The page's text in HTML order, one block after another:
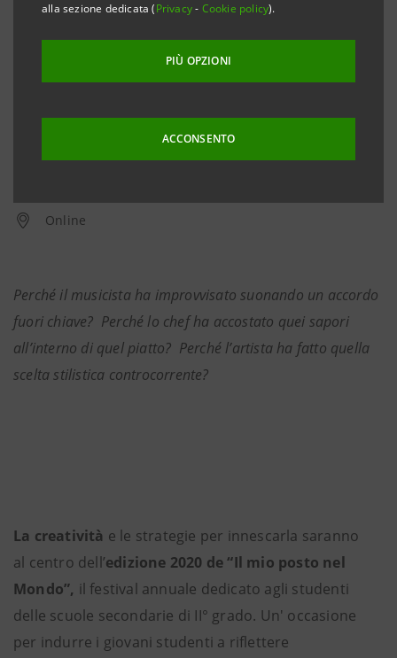
alla sezione dedicata (Privacy- Cookie policy).
PIÙ OPZIONI
ACCONSENTO
Online
Perché il musicista ha improvvisato suonando un accordo
fuori chiave? Perché lo chef ha accostato quei sapori
all’interno di quel piatto? Perché l’artista ha fatto quella
scelta stilistica controcorrente?
La creatività e le strategie per innescarla saranno
al centro dell’edizione 2020 de “Il mio posto nel
Mondo”, il festival annuale dedicato agli studenti
delle scuole secondarie di II° grado. Un' occasione
per indurre i giovani studenti a riflettere